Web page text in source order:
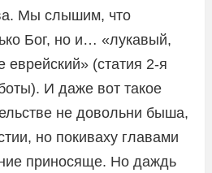
Мы слышим, что
Бог, но и… «лукавый,
еврейский» (статия 2-я
И даже вот такое
не довольни быша,
но покиваху главами
приносяще. Но даждь